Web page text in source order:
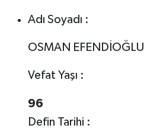
Adı Soyadı :
OSMAN EFENDİOĞLU
Vefat Yaşı :
96
Defin Tarihi :